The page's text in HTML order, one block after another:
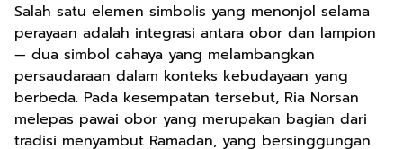
Salah satu elemen simbolis yang menonjol selama
perayaan adalah integrasi antara obor dan lampion
— dua simbol cahaya yang melambangkan
persaudaraan dalam konteks kebudayaan yang
berbeda. Pada kesempatan tersebut, Ria Norsan
melepas pawai obor yang merupakan bagian dari
tradisi menyambut Ramadan, yang bersinggungan